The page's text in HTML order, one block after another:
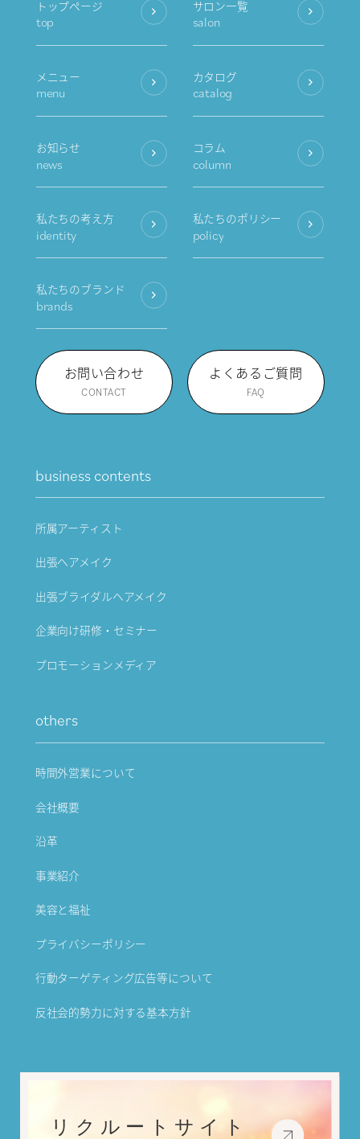
トップページ
top
サロン一覧
salon
メニュー
menu
カタログ
catalog
お知らせ
news
コラム
column
私たちの考え方
identity
私たちのポリシー
policy
私たちのブランド
brands
お問い合わせ
CONTACT
よくあるご質問
FAQ
business contents
所属アーティスト
出張ヘアメイク
出張ブライダルヘアメイク
企業向け研修・セミナー
プロモーションメディア
others
時間外営業について
会社概要
沿革
事業紹介
美容と福祉
プライバシーポリシー
行動ターゲティング広告等について
反社会的勢力に対する基本方針